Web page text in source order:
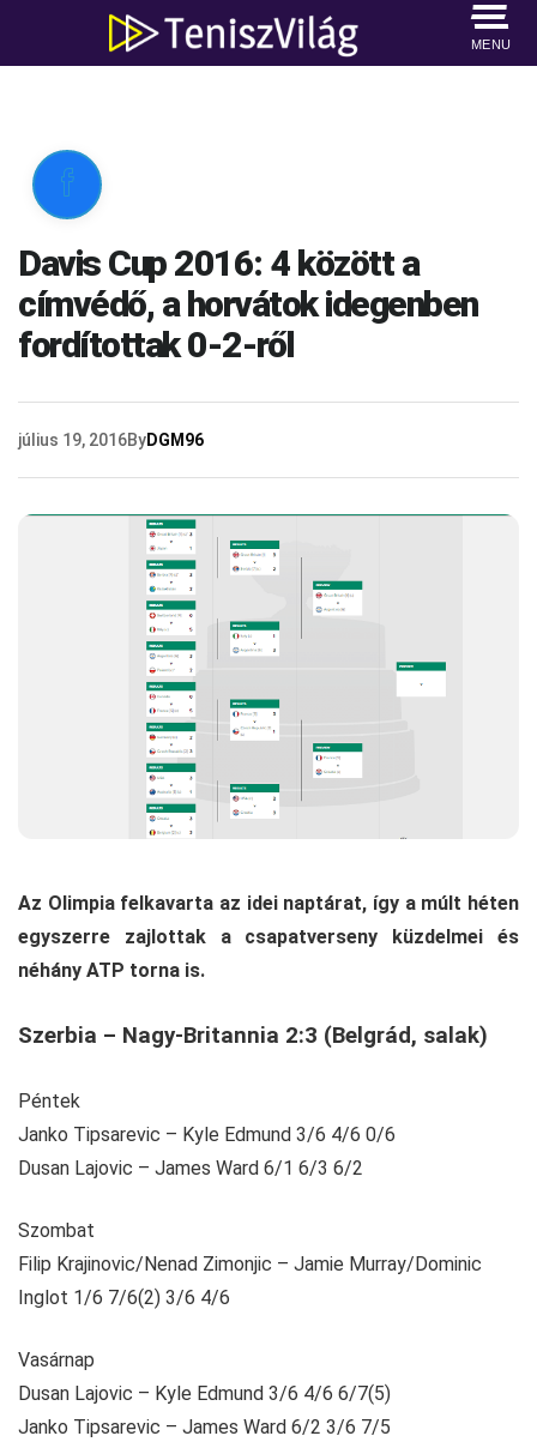
MENU

Davis Cup 2016: 4 között a
címvédő, a horvátok idegenben
fordítottak 0-2-ről
július 19, 2016ByDGM96
Az Olimpia felkavarta az idei naptárat, így a múlt héten
egyszerre zajlottak a csapatverseny küzdelmei és
néhány ATP torna is.
Szerbia – Nagy-Britannia 2:3 (Belgrád, salak)
Péntek
Janko Tipsarevic – Kyle Edmund 3/6 4/6 0/6
Dusan Lajovic – James Ward 6/1 6/3 6/2
Szombat
Filip Krajinovic/Nenad Zimonjic – Jamie Murray/Dominic
Inglot 1/6 7/6(2) 3/6 4/6
Vasárnap
Dusan Lajovic – Kyle Edmund 3/6 4/6 6/7(5)
Janko Tipsarevic – James Ward 6/2 3/6 7/5